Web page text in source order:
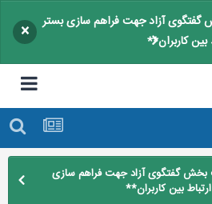
آزاد جهت فراهم سازی بستر
کاربران**
×
گفتگوی آزاد جهت فراهم سازی
بین کاربران**